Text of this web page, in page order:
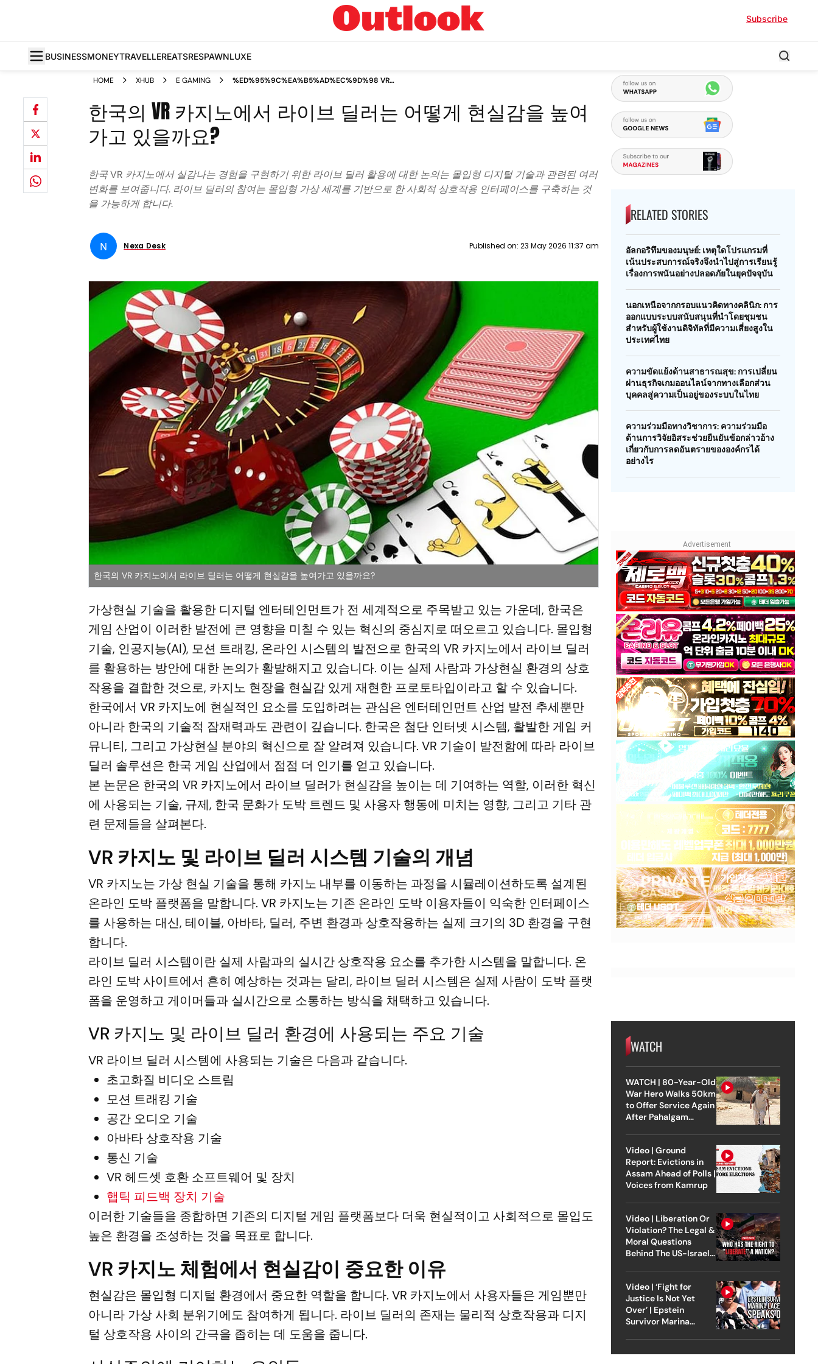
Subscribe
BUSINESSMONEYTRAVELLEREATSRESPAWNLUXE
HOME XHUB E GAMING
%ED%95%9C%EA%B5%AD%EC%9D%98 VR
%EB%9D%BC%EC%9D%B4%EB%B8%8C
%EB%94%9C%EB%9F%AC%EB%8A%94
%EC%96%B4%EB%96%BB%EA%B2%8C
한국의 VR 카지노에서 라이브 딜러는 어떻게 현실감을 높여
가고 있을까요?
한국 VR 카지노에서 실감나는 경험을 구현하기 위한 라이브 딜러 활용에 대한 논의는 몰입형 디지털 기술과 관련된 여러
변화를 보여줍니다. 라이브 딜러의 참여는 몰입형 가상 세계를 기반으로 한 사회적 상호작용 인터페이스를 구축하는 것
을 가능하게 합니다.
N Nexa Desk Published on: 23 May 2026 11:37 am
한국의 VR 카지노에서 라이브 딜러는 어떻게 현실감을 높여가고 있을까요?
가상현실 기술을 활용한 디지털 엔터테인먼트가 전 세계적으로 주목받고 있는 가운데, 한국은
게임 산업이 이러한 발전에 큰 영향을 미칠 수 있는 혁신의 중심지로 떠오르고 있습니다. 몰입형
기술, 인공지능(AI), 모션 트래킹, 온라인 시스템의 발전으로 한국의 VR 카지노에서 라이브 딜러
를 활용하는 방안에 대한 논의가 활발해지고 있습니다. 이는 실제 사람과 가상현실 환경의 상호
작용을 결합한 것으로, 카지노 현장을 현실감 있게 재현한 프로토타입이라고 할 수 있습니다.
한국에서 VR 카지노에 현실적인 요소를 도입하려는 관심은 엔터테인먼트 산업 발전 추세뿐만
아니라 한국의 기술적 잠재력과도 관련이 깊습니다. 한국은 첨단 인터넷 시스템, 활발한 게임 커
뮤니티, 그리고 가상현실 분야의 혁신으로 잘 알려져 있습니다. VR 기술이 발전함에 따라 라이브
딜러 솔루션은 한국 게임 산업에서 점점 더 인기를 얻고 있습니다.
본 논문은 한국의 VR 카지노에서 라이브 딜러가 현실감을 높이는 데 기여하는 역할, 이러한 혁신
에 사용되는 기술, 규제, 한국 문화가 도박 트렌드 및 사용자 행동에 미치는 영향, 그리고 기타 관
련 문제들을 살펴본다.
VR 카지노 및 라이브 딜러 시스템 기술의 개념
VR 카지노는 가상 현실 기술을 통해 카지노 내부를 이동하는 과정을 시뮬레이션하도록 설계된
온라인 도박 플랫폼을 말합니다. VR 카지노는 기존 온라인 도박 이용자들이 익숙한 인터페이스
를 사용하는 대신, 테이블, 아바타, 딜러, 주변 환경과 상호작용하는 실제 크기의 3D 환경을 구현
합니다.
라이브 딜러 시스템이란 실제 사람과의 실시간 상호작용 요소를 추가한 시스템을 말합니다. 온
라인 도박 사이트에서 흔히 예상하는 것과는 달리, 라이브 딜러 시스템은 실제 사람이 도박 플랫
폼을 운영하고 게이머들과 실시간으로 소통하는 방식을 채택하고 있습니다.
VR 카지노 및 라이브 딜러 환경에 사용되는 주요 기술
VR 라이브 딜러 시스템에 사용되는 기술은 다음과 같습니다.
초고화질 비디오 스트림
모션 트래킹 기술
공간 오디오 기술
아바타 상호작용 기술
통신 기술
VR 헤드셋 호환 소프트웨어 및 장치
햅틱 피드백 장치 기술
이러한 기술들을 종합하면 기존의 디지털 게임 플랫폼보다 더욱 현실적이고 사회적으로 몰입도
높은 환경을 조성하는 것을 목표로 합니다.
VR 카지노 체험에서 현실감이 중요한 이유
현실감은 몰입형 디지털 환경에서 중요한 역할을 합니다. VR 카지노에서 사용자들은 게임뿐만
아니라 가상 사회 분위기에도 참여하게 됩니다. 라이브 딜러의 존재는 물리적 상호작용과 디지
털 상호작용 사이의 간극을 좁히는 데 도움을 줍니다.
RELATED STORIES
อัลกอริทึมของมนุษย์: เหตุใดโปรแกรมที่
เน้นประสบการณ์จริงจึงนำไปสู่การเรียนรู้
เรื่องการพนันอย่างปลอดภัยในยุคปัจจุบัน
นอกเหนือจากกรอบแนวคิดทางคลินิก: การ
ออกแบบระบบสนับสนุนที่นำโดยชุมชน
สำหรับผู้ใช้งานดิจิทัลที่มีความเสี่ยงสูงใน
ประเทศไทย
ความขัดแย้งด้านสาธารณสุข: การเปลี่ยน
ผ่านธุรกิจเกมออนไลน์จากทางเลือกส่วน
บุคคลสู่ความเป็นอยู่ของระบบในไทย
ความร่วมมือทางวิชาการ: ความร่วมมือ
ด้านการวิจัยอิสระช่วยยืนยันข้อกล่าวอ้าง
เกี่ยวกับการลดอันตรายขององค์กรได้
อย่างไร
WATCH
WATCH | 80-Year-Old
War Hero Walks 50km
to Offer Service Again
After Pahalgam
Video | Ground
Report: Evictions in
Assam Ahead of Polls |
Voices from Kamrup
Video | Liberation Or
Violation? The Legal &
Moral Questions
Behind The US-Israel
Video | ‘Fight for
Justice Is Not Yet
Over’ | Epstein
Survivor Marina